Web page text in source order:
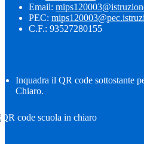
Email:
PEC:
C.F.: 93527280155
Inquadra il QR code sottostante
Chiaro.